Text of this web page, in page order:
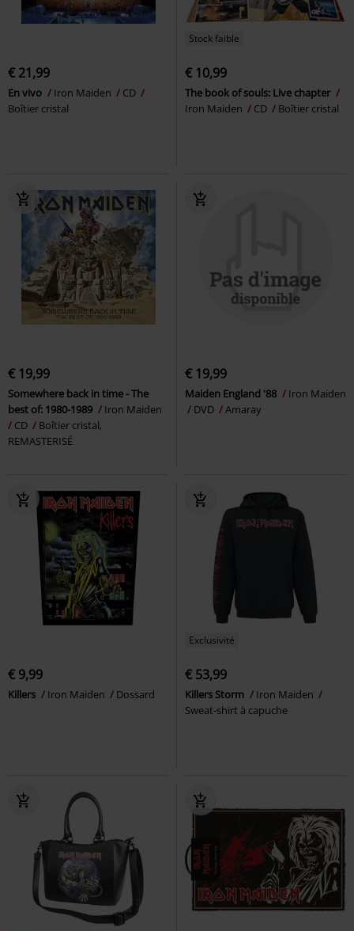
€ 21,99
En vivo Iron Maiden
CD
Boîtier cristal
Stock faible
€ 10,99
The book of souls: Live chapter
Iron Maiden
CD Boîtier cristal
€ 19,99
Somewhere back in time - The
best of: 1980-1989
Iron Maiden
CD
Boîtier cristal,
REMASTERISÉ
€ 19,99
Maiden England '88
Iron Maiden
DVD
Amaray
€ 9,99
Killers Iron Maiden Dossard
Exclusivité
€ 53,99
Killers Storm
Iron Maiden
Sweat-shirt à capuche